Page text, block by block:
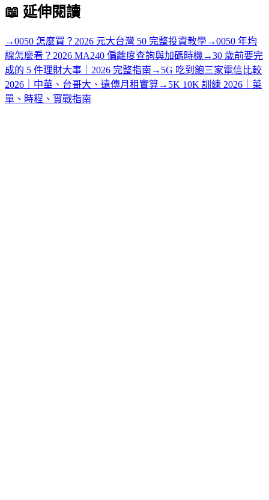
📖 延伸閱讀
→0050 怎麼買？2026 元大台灣 50 完整投資教學→0050 年均
線怎麼看？2026 MA240 偏離度查詢與加碼時機 →30 歲前要完
成的 5 件理財大事｜2026 完整指南 → 5G 吃到飽三家電信比較
2026｜中華、台哥大、遠傳月租實算→ 5K 10K 訓練 2026｜菜
單、時程、實戰指南